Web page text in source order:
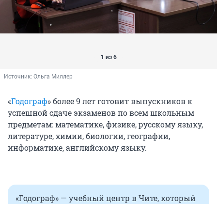
1 из 6
Источник: Ольга Миллер
«Годограф» более 9 лет готовит выпускников к
успешной сдаче экзаменов по всем школьным
предметам: математике, физике, русскому языку,
литературе, химии, биологии, географии,
информатике, английскому языку.
«Годограф» — учебный центр в Чите, который